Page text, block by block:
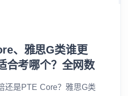
、雅思G类谁更
合考哪个？全网数
还是PTE Core？雅思G类